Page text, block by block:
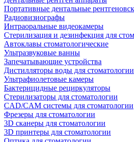
Портативные дентальные
Радиовизиографы
Интраоральные видеокамеры
Стерилизация и дезинфекция для
Автоклавы стоматологические
Ультразвуковые ванны
Запечатывающие устройства
Дистилляторы воды для стоматологии
Ультрафиолетовые камеры
Бактерицидные рециркуляторы
Стерилизаторы для стоматологии
CAD/CAM системы для стоматологии
Фрезеры для стоматологии
3D cканеры для стоматологии
3D принтеры для стоматологии